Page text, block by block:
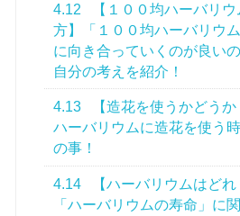
4.12
【１００均ハーバリ
方】「１００均ハーバリウ
に向き合っていくのが良い
自分の考えを紹介！
4.13
【造花を使うかどうか
ハーバリウムに造花を使う
の事！
4.14
【ハーバリウムはどれ
「ハーバリウムの寿命」に